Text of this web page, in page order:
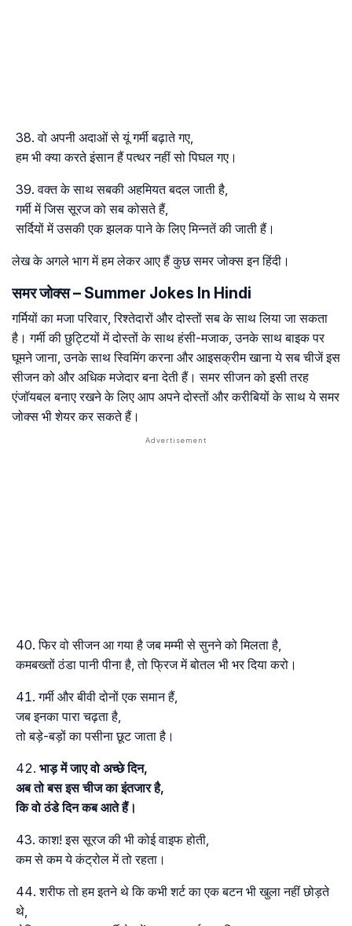
वो अपनी अदाओं से यूं गर्मी बढ़ाते गए,
हम भी क्या करते इंसान हैं पत्थर नहीं सो पिघल गए।
वक्त के साथ सबकी अहमियत बदल जाती है,
गर्मी में जिस सूरज को सब कोसते हैं,
सर्दियों में उसकी एक झलक पाने के लिए मिन्नतें की जाती हैं।
लेख के अगले भाग में हम लेकर आए हैं कुछ समर जोक्स इन हिंदी।
समर जोक्स – Summer Jokes In Hindi
गर्मियों का मजा परिवार, रिश्तेदारों और दोस्तों सब के साथ लिया जा सकता
है। गर्मी की छुट्टियों में दोस्तों के साथ हंसी-मजाक, उनके साथ बाइक पर
घूमने जाना, उनके साथ स्विमिंग करना और आइसक्रीम खाना ये सब चीजें इस
सीजन को और अधिक मजेदार बना देती हैं। समर सीजन को इसी तरह
एंजॉयबल बनाए रखने के लिए आप अपने दोस्तों और करीबियों के साथ ये समर
जोक्स भी शेयर कर सकते हैं।
फिर वो सीजन आ गया है जब मम्मी से सुनने को मिलता है,
कमबख्तों ठंडा पानी पीना है, तो फ्रिज में बोतल भी भर दिया करो।
गर्मी और बीवी दोनों एक समान हैं,
जब इनका पारा चढ़ता है,
तो बड़े-बड़ों का पसीना छूट जाता है।
भाड़ में जाए वो अच्छे दिन,
अब तो बस इस चीज का इंतजार है,
कि वो ठंडे दिन कब आते हैं।
काश! इस सूरज की भी कोई वाइफ होती,
कम से कम ये कंट्रोल में तो रहता।
शरीफ तो हम इतने थे कि कभी शर्ट का एक बटन भी खुला नहीं छोड़ते
थे,